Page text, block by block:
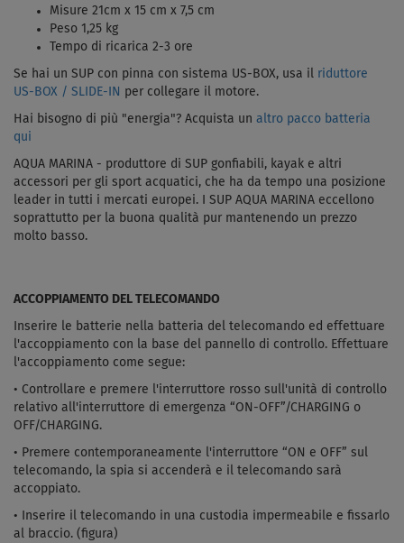
Misure 21cm x 15 cm x 7,5 cm
Peso 1,25 kg
Tempo di ricarica 2-3 ore
Se hai un SUP con pinna con sistema US-BOX, usa il riduttore
US-BOX / SLIDE-IN per collegare il motore.
Hai bisogno di più "energia"? Acquista un altro pacco batteria
qui
AQUA MARINA - produttore di SUP gonfiabili, kayak e altri
accessori per gli sport acquatici, che ha da tempo una posizione
leader in tutti i mercati europei. I SUP AQUA MARINA eccellono
soprattutto per la buona qualità pur mantenendo un prezzo
molto basso.
ACCOPPIAMENTO DEL TELECOMANDO
Inserire le batterie nella batteria del telecomando ed effettuare
l'accoppiamento con la base del pannello di controllo. Effettuare
l'accoppiamento come segue:
• Controllare e premere l'interruttore rosso sull'unità di controllo
relativo all'interruttore di emergenza “ON-OFF”/CHARGING o
OFF/CHARGING.
• Premere contemporaneamente l'interruttore “ON e OFF” sul
telecomando, la spia si accenderà e il telecomando sarà
accoppiato.
• Inserire il telecomando in una custodia impermeabile e fissarlo
al braccio. (figura)